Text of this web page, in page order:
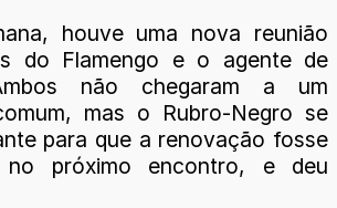
houve uma nova reunião
do Flamengo e o agente de
não chegaram a um
mas o Rubro-Negro se
para que a renovação fosse
no próximo encontro, e deu